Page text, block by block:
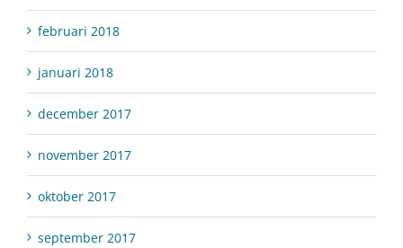
februari 2018
januari 2018
december 2017
november 2017
oktober 2017
september 2017